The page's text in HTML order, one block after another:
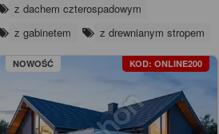
z dachem czterospadowym
z gabinetem
z drewnianym stropem
NOWOŚĆ KOD: ONLINE200